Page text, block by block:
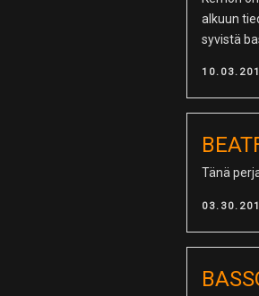
alkuun
syvistä
POSTED
Tänä
POSTED